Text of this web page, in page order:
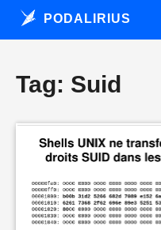
PODALIRIUS
Tag: Suid